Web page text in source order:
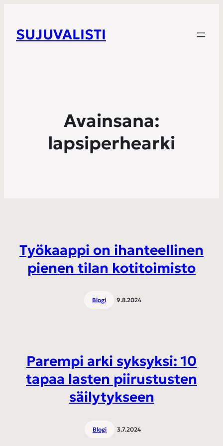
SUJUVALISTI
Avainsana:
lapsiperhearki
Työkaappi on ihanteellinen
pienen tilan kotitoimisto
Blogi 9.8.2024
Parempi arki syksyksi: 10
tapaa lasten piirustusten
säilytykseen
Blogi 3.7.2024